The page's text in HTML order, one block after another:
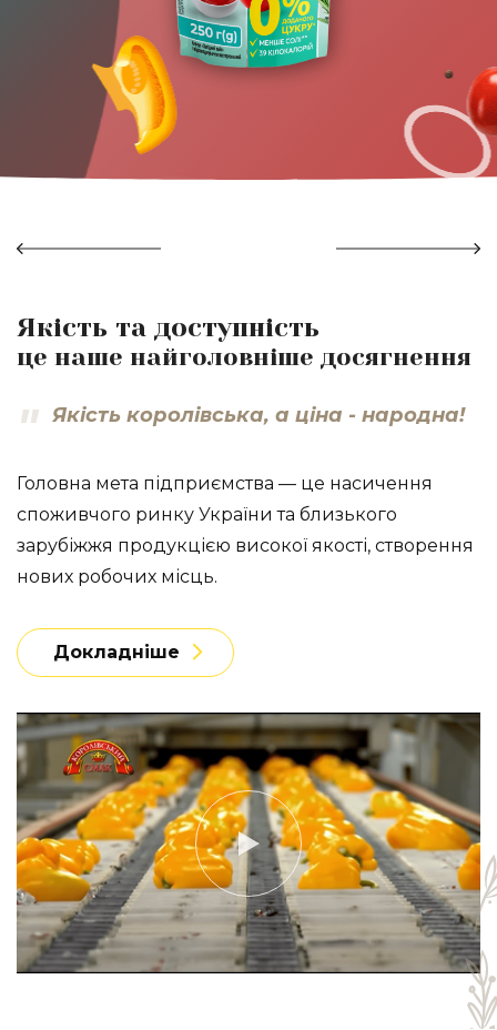
Якість та доступність
це наше найголовніше досягнення
Якість королівська, а ціна - народна!
Головна мета підприємства — це насичення
споживчого ринку України та близького
зарубіжжя продукцією високої якості, створення
нових робочих місць.
Докладніше